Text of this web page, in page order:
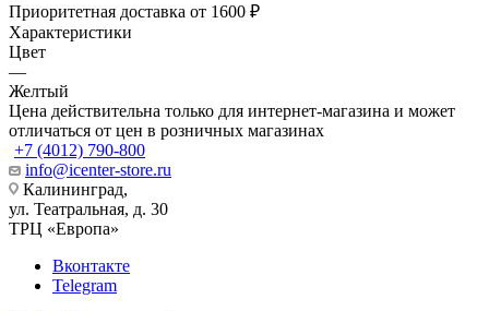
Приоритетная доставка от 1600 ₽
Характеристики
Цвет
—
Желтый
Цена действительна только для интернет-магазина и может
отличаться от цен в розничных магазинах
+7 (4012) 790-800
info@icenter-store.ru
Калининград,
ул. Театральная, д. 30
ТРЦ «Европа»
Вконтакте
Telegram